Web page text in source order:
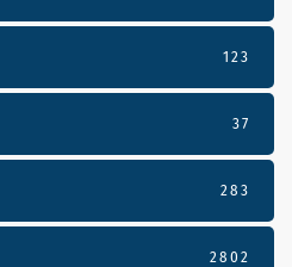
123
37
283
2802